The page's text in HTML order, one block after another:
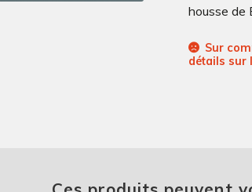
housse de
Sur
détails sur